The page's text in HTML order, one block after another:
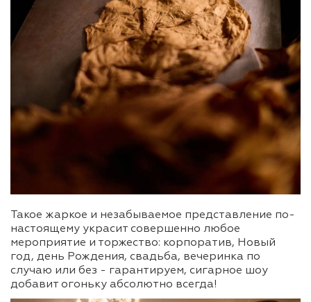
Такое жаркое и незабываемое представление по-
настоящему украсит совершенно любое
мероприятие и торжество: корпоратив, Новый
год, день Рождения, свадьба, вечеринка по
случаю или без - гарантируем, сигарное шоу
добавит огоньку абсолютно всегда!